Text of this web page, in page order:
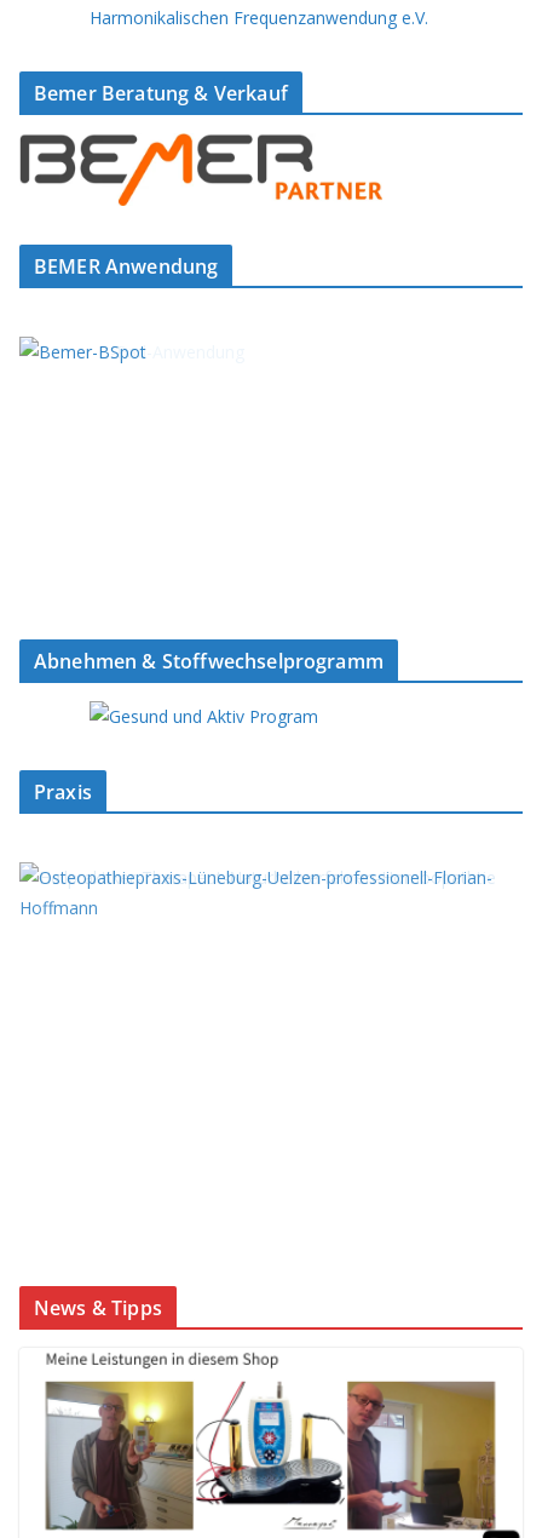
Bemer Beratung & Verkauf
BEMER Anwendung
Abnehmen & Stoffwechselprogramm
Praxis
News & Tipps